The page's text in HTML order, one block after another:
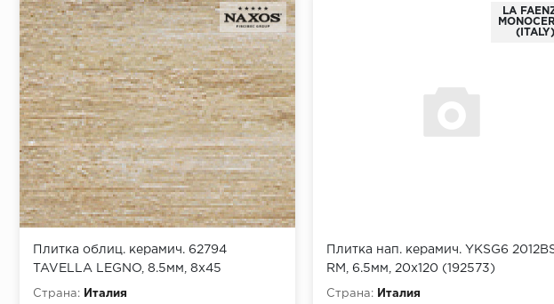
Одобрение за 1-2 минуты
Срок предоставления кредита от 3 до 36 месяцев Срок предоставления
Достаточно только паспорта
Плитка облиц. керамич. 62794
TAVELLA LEGNO, 8.5мм, 8x45
(0062794)
Страна:
Италия
LA
(ITALY)
Плитка нап. керамич. YKSG6
RM, 6.5мм, 20x120 (192573)
Страна:
Италия